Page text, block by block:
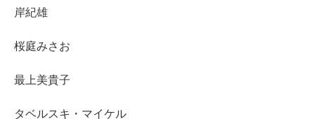
岸紀雄
桜庭みさお
最上美貴子
タベルスキ・マイケル